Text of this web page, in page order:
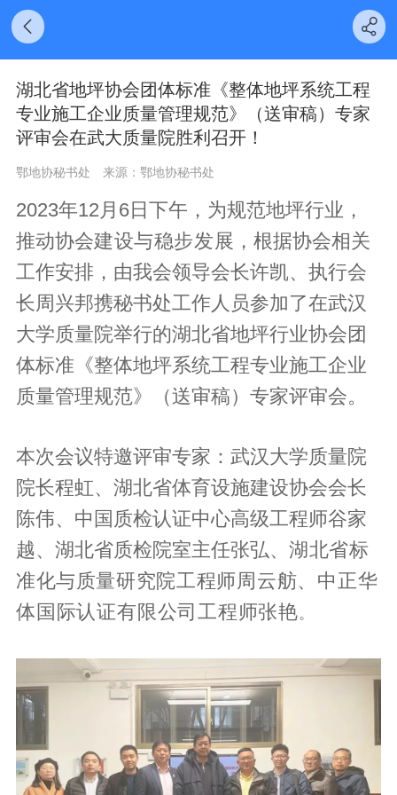
湖北省地坪协会团体标准《整体地坪系统工程
专业施工企业质量管理规范》（送审稿）专家
评审会在武大质量院胜利召开！
鄂地协秘书处 来源：鄂地协秘书处
2023年12月6日下午，为规范地坪行业，
推动协会建设与稳步发展 ，根据协会相关
工作安排，由我会领导会长许凯、执行会
长周兴邦携秘书处工作人员参加了在武汉
大学质量院举行的湖北省地坪行业协会团
体标准《整体地坪系统工程专业施工企业
质量管理规范》（送审稿）专家评审会。
本次会议特邀评审专家：武汉大学质量院
院长程虹、湖北省体育设施建设协会会长
陈伟、中国质检认证中心高级工程师谷家
越、湖北省质检院室主任张弘、湖北省标
准化与质量研究院工程师周云舫、中正华
体国际认证有限公司工程师张艳。